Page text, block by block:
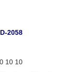
2058
10 10